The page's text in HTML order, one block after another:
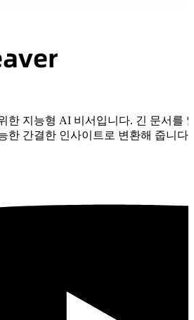
한 지능형 AI 비서입니다. 긴 문서를
한 간결한 인사이트로 변환해 줍니다.